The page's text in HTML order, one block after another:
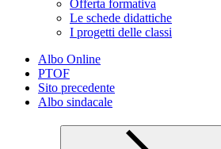
Offerta formativa
Le schede didattiche
I progetti delle classi
Albo Online
PTOF
Sito precedente
Albo sindacale